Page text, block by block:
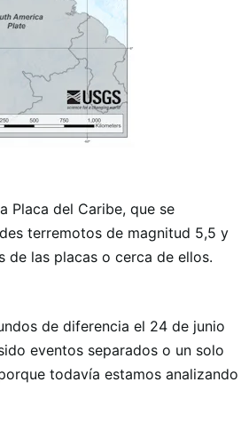
Placa del Caribe, que se
terremotos de magnitud 5,5 y
de las placas o cerca de ellos.
de diferencia el 24 de junio
eventos separados o un solo
todavía estamos analizando